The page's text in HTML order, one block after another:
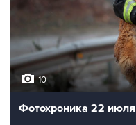
10
Фотохроника 22 июля